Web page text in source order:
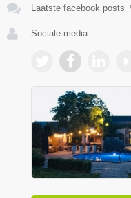
Laatste facebook posts
Sociale media: